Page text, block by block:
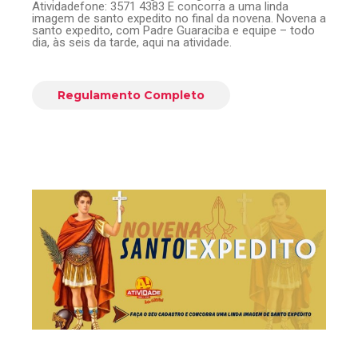
Atividadefone: 3571 4383 E concorra a uma linda
imagem de santo expedito no final da novena. Novena a
santo expedito, com Padre Guaraciba e equipe – todo
dia, às seis da tarde, aqui na atividade.
Regulamento Completo